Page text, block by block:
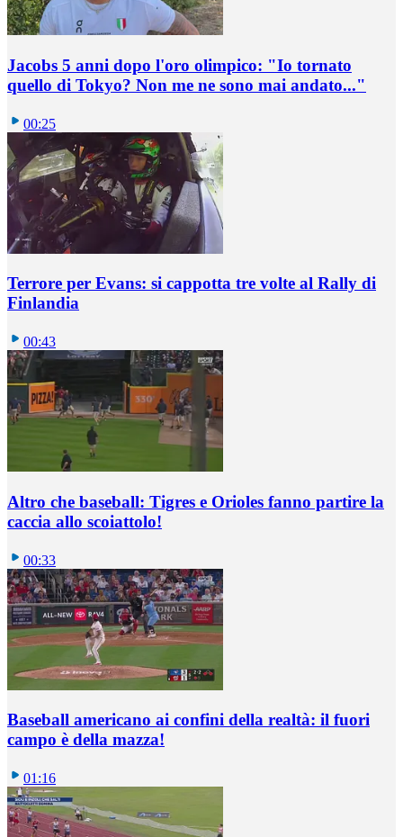
Jacobs 5 anni dopo l'oro olimpico: "Io tornato
quello di Tokyo? Non me ne sono mai andato..."
00:25
Terrore per Evans: si cappotta tre volte al Rally di
Finlandia
00:43
Altro che baseball: Tigres e Orioles fanno partire la
caccia allo scoiattolo!
00:33
Baseball americano ai confini della realtà: il fuori
campo è della mazza!
01:16